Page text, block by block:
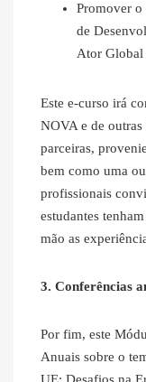
Promover o
de
Ator Global
Este e-curso irá
NOVA e de
parceiras,
bem como uma
profissionais
estudantes
mão as
3. Conferências
Por fim, este
Anuais sobre o